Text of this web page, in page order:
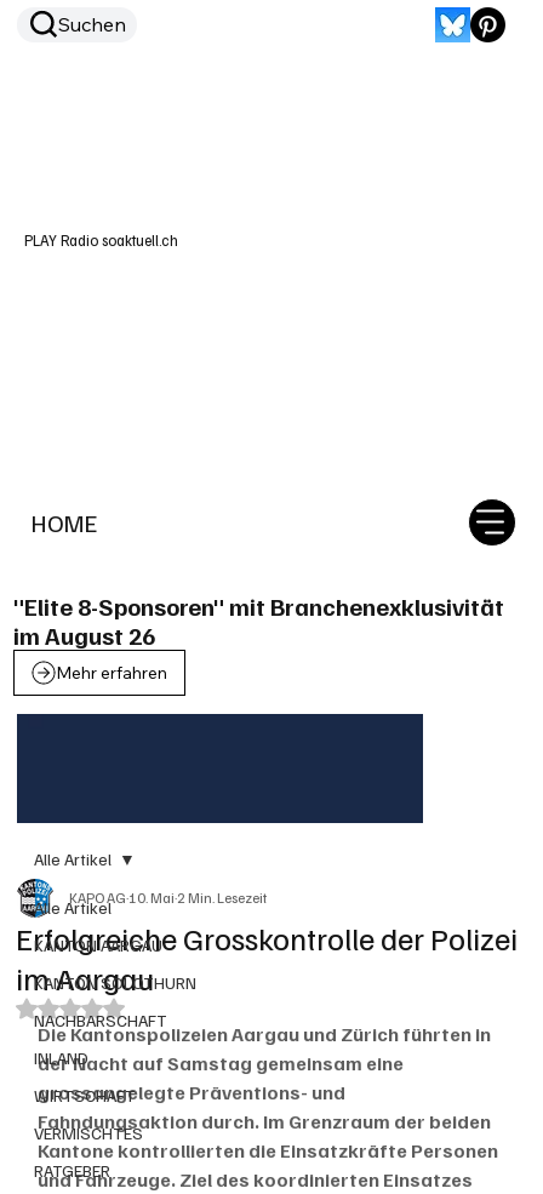
HOME
Suchen
PLAY Radio soaktuell.ch
"Elite 8-Sponsoren" mit Branchenexklusivität
im August 26
Mehr erfahren
Alle Artikel
KANTON AARGAU
KANTON SOLOTHURN
NACHBARSCHAFT
INLAND
WIRTSCHAFT
VERMISCHTES
RATGEBER
Alle Artikel
Erfolgreiche Grosskontrolle der Polizei
im Aargau
KAPO AG10. Mai2 Min. Lesezeit
Mit NaN von 5 Sternen bewertet.
Die Kantonspolizeien Aargau und Zürich führten in
der Nacht auf Samstag gemeinsam eine
grossangelegte Präventions- und
Fahndungsaktion durch. Im Grenzraum der beiden
Kantone kontrollierten die Einsatzkräfte Personen
und Fahrzeuge. Ziel des koordinierten Einsatzes